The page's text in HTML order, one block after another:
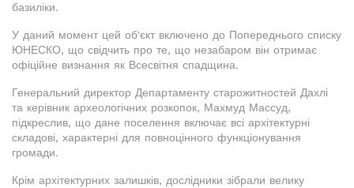
базиліки.
У даний момент цей об'єкт включено до Попереднього списку
ЮНЕСКО, що свідчить про те, що незабаром він отримає
офіційне визнання як Всесвітня спадщина.
Генеральний директор Департаменту старожитностей Дахлі
та керівник археологічних розкопок, Махмуд Массуд,
підкреслив, що дане поселення включає всі архітектурні
складові, характерні для повноцінного функціонування
громади.
Крім архітектурних залишків, дослідники зібрали велику